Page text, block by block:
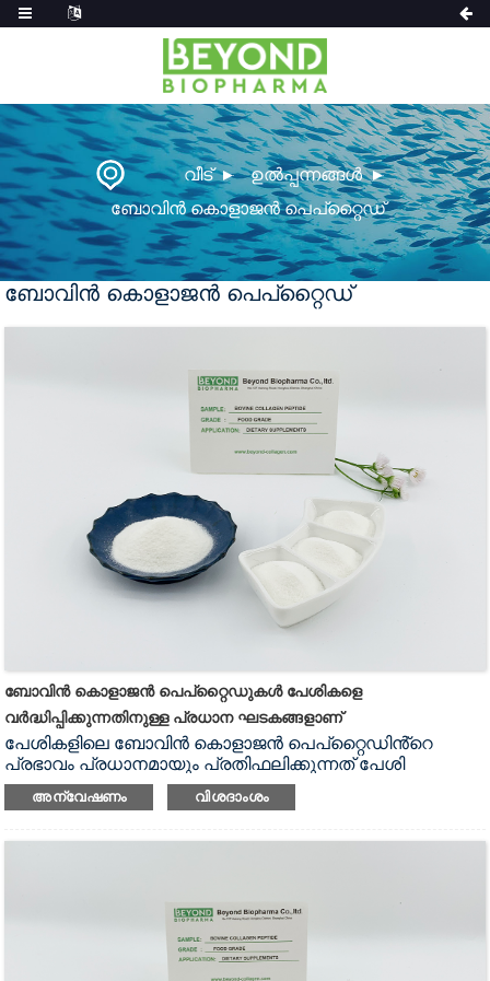
വീട്
ഉൽപ്പന്നങ്ങൾ
ബോവിൻ കൊളാജൻ പെപ്റ്റൈഡ്
ബോവിൻ കൊളാജൻ പെപ്റ്റൈഡ്
ബോവിൻ കൊളാജൻ പെപ്‌റ്റൈഡുകൾ പേശികളെ
വർദ്ധിപ്പിക്കുന്നതിനുള്ള പ്രധാന ഘടകങ്ങളാണ്
പേശികളിലെ ബോവിൻ കൊളാജൻ പെപ്റ്റൈഡിൻ്റെ
പ്രഭാവം പ്രധാനമായും പ്രതിഫലിക്കുന്നത് പേശി
കോശങ്ങളുടെ വളർച്ചയും നന്നാക്കലും
പ്രോത്സാഹിപ്പിക്കുന്നതിനുള്ള അതിൻ്റെ
വ്യത്യാസവും വർദ്ധിപ്പിക്കാനും പേശികളുടെ വളർച്ചയ്ക്ക്
പേശികൾക്ക് കേടുപാടുകൾ വരുത്തിയതിന് ശേഷമുള്ള
വീക്കവും കുറയ്ക്കുകയും കായികതാരങ്ങളെയും ഫിറ്റ്നസ്
അന്വേഷണം വിശദാംശം